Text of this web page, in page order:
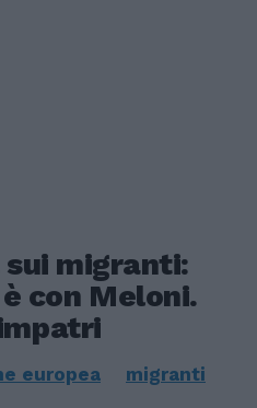
migranti:
con Meloni.
europea migranti